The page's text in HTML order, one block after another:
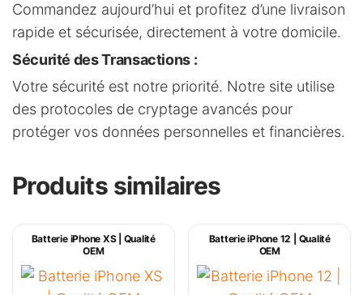
Commandez aujourd’hui et profitez d’une livraison
rapide et sécurisée, directement à votre domicile.
Sécurité des Transactions :
Votre sécurité est notre priorité. Notre site utilise
des protocoles de cryptage avancés pour
protéger vos données personnelles et financières.
Produits similaires
Batterie iPhone XS | Qualité
OEM
Batterie iPhone 12 | Qualité
OEM